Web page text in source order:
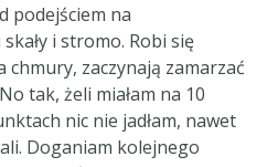
podejściem na
i stromo. Robi się
chmury, zaczynają zamarzać
tak, żeli miałam na 10
nic nie jadłam, nawet
Doganiam kolejnego